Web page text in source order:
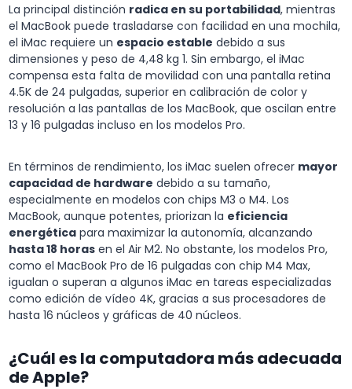
La principal distinción radica en su portabilidad, mientras
el MacBook puede trasladarse con facilidad en una mochila,
el iMac requiere un espacio estable debido a sus
dimensiones y peso de 4,48 kg 1. Sin embargo, el iMac
compensa esta falta de movilidad con una pantalla retina
4.5K de 24 pulgadas, superior en calibración de color y
resolución a las pantallas de los MacBook, que oscilan entre
13 y 16 pulgadas incluso en los modelos Pro.
En términos de rendimiento, los iMac suelen ofrecer mayor
capacidad de hardware debido a su tamaño,
especialmente en modelos con chips M3 o M4. Los
MacBook, aunque potentes, priorizan la eficiencia
energética para maximizar la autonomía, alcanzando
hasta 18 horas en el Air M2. No obstante, los modelos Pro,
como el MacBook Pro de 16 pulgadas con chip M4 Max,
igualan o superan a algunos iMac en tareas especializadas
como edición de vídeo 4K, gracias a sus procesadores de
hasta 16 núcleos y gráficas de 40 núcleos.
¿Cuál es la computadora más adecuada
de Apple?